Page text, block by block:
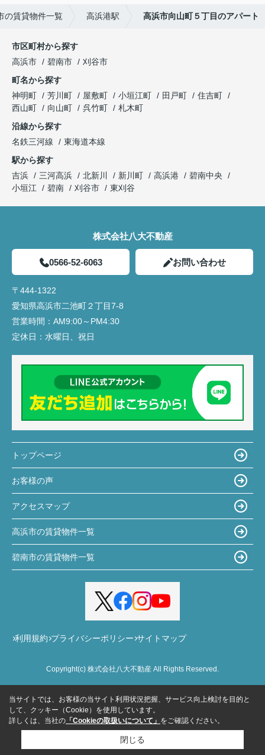
の賃貸物件一覧 高浜港駅 高浜市向山町５丁目のアパート
市区町村から探す
高浜市
碧南市
刈谷市
町名から探す
神明町
芳川町 屋敷町 小垣江町 田戸町
住吉町
西山町
向山町 呉竹町
札木町
沿線から探す
名鉄三河線
東海道本線
駅から探す
吉浜
三河高浜 北新川 新川町 高浜港
碧南中央
小垣江
碧南 刈谷市 東刈谷
株式会社八大不動産
0566-52-6063 お問い合わせ
〒444-1322
愛知県高浜市二池町２丁目7-8
営業時間： AM9:00～PM4:30
定休日： 水曜日、祝日
トップページ
お客様の声
アクセスマップ
高浜市の賃貸物件一覧
碧南市の賃貸物件一覧
利用規約 プライバシーポリシー サイトマップ
Copyright(c) 株式会社八大不動産 All Rights Reserved.
当サイトでは、お客様の当サイト利用状況把握、サービス向上検討を目的と
して、クッキー（Cookie）を使用しています。
詳しくは、当社の 「Cookieの取扱いについて」 をご確認ください。
閉じる